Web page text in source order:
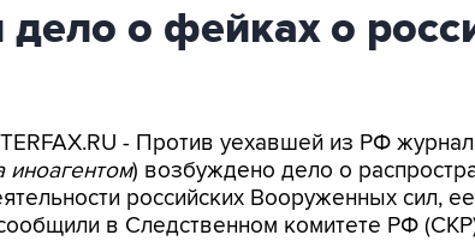
дело о фейках о
- Против уехавшей из РФ
иноагентом) возбуждено дело о
российских Вооруженных сил,
в Следственном комитете РФ